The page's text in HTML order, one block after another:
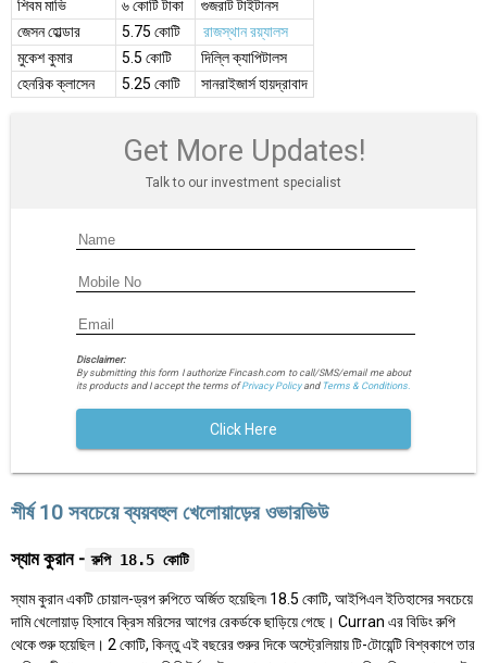
শিবম মাভি
৬ কোটি টাকা
গুজরাট টাইটানস
জেসন হোল্ডার
5.75 কোটি
রাজস্থান রয়্যালস
মুকেশ কুমার
5.5 কোটি
দিল্লি ক্যাপিটালস
হেনরিক ক্লাসেন
5.25 কোটি সানরাইজার্স হায়দ্রাবাদ
Get More Updates!
Talk to our investment specialist
Disclaimer:
By submitting this form I authorize Fincash.com to call/SMS/email me about
its products and I accept the terms ofPrivacy Policyand Terms & Conditions.
Click Here
শীর্ষ 10 সবচেয়ে ব্যয়বহুল খেলোয়াড়ের ওভারভিউ
স্যাম কুরান - রুপি 18.5 কোটি
স্যাম কুরান একটি চোয়াল-ড্রপ রুপিতে অর্জিত হয়েছিল৷ 18.5 কোটি, আইপিএল ইতিহাসের সবচেয়ে
দামি খেলোয়াড় হিসাবে ক্রিস মরিসের আগের রেকর্ডকে ছাড়িয়ে গেছে। Curran এর বিডিং রুপি
থেকে শুরু হয়েছিল। 2 কোটি, কিন্তু এই বছরের শুরুর দিকে অস্ট্রেলিয়ায় টি-টোয়েন্টি বিশ্বকাপে তার